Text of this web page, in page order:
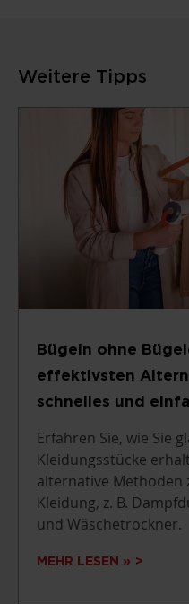
Weitere Tipps
Bügeln ohne
effektivsten
schnelles und
Erfahren Sie, wie Sie
Kleidungsstücke
alternative Methoden
Kleidung, z. B.
und Wäschetrockner.
MEHR LESEN »